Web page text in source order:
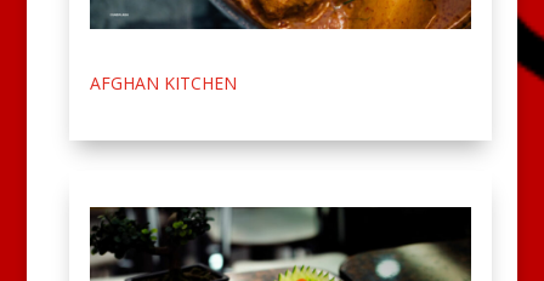
AFGHAN KITCHEN